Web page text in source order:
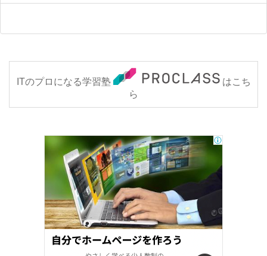
ITのプロになる学習塾
はこち
ら